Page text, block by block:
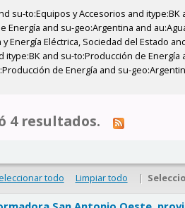
to:Equipos y Accesorios and itype:BK
and su-geo:Argentina and
Energía Eléctrica, Sociedad del Estado
and su-to:Producción de Energía
de Energía and su-
4 resultados.
todo Limpiar todo |